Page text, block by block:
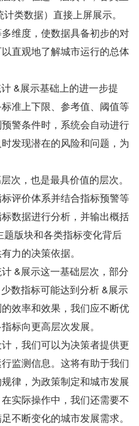
类数据）直接上屏展示。
维度，使数据具备初步的对
直观地了解城市运行的总体
&展示基础上的进一步提
准上下限、参考值、阈值等
警条件时，系统会自动进行
发现潜在的风险和问题，为
次，也是最具价值的层次。
评价体系并结合指标预警等
数据进行分析，并输出概括
版块和各类指标变化背后
力的决策依据。
&展示这一基础层次，部分
数指标可能达到分析 &展示
效率和效果，我们应不断优
标向更高层次发展。
，我们可以为决策者提供更
监测信息。这将有助于我们
律，为政策制定和城市发展
实际操作中，我们还需要不
不断变化的城市发展需求。